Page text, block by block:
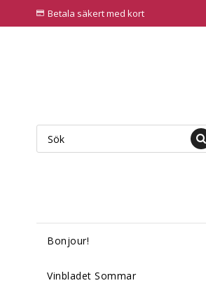
Betala säkert med kort
Bonjour!
Vinbladet Sommar